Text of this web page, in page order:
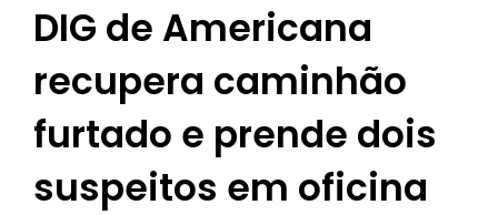
DIG de Americana
recupera caminhão
furtado e prende dois
suspeitos em oficina